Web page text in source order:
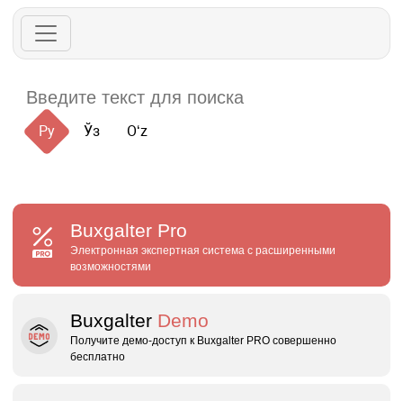
Ру Ўз Oʻz
Buxgalter Pro
Электронная экспертная система с расширенными
возможностями
Buxgalter Demo
Получите демо‑доступ к Buxgalter PRO совершенно
бесплатно